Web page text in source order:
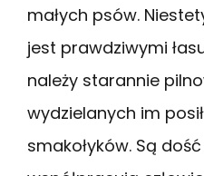
małych psów.
jest prawdziwymi
należy starannie
wydzielanych im
smakołyków. Są